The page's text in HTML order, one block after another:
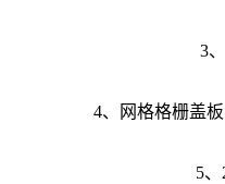
3
4、网格格栅盖
5